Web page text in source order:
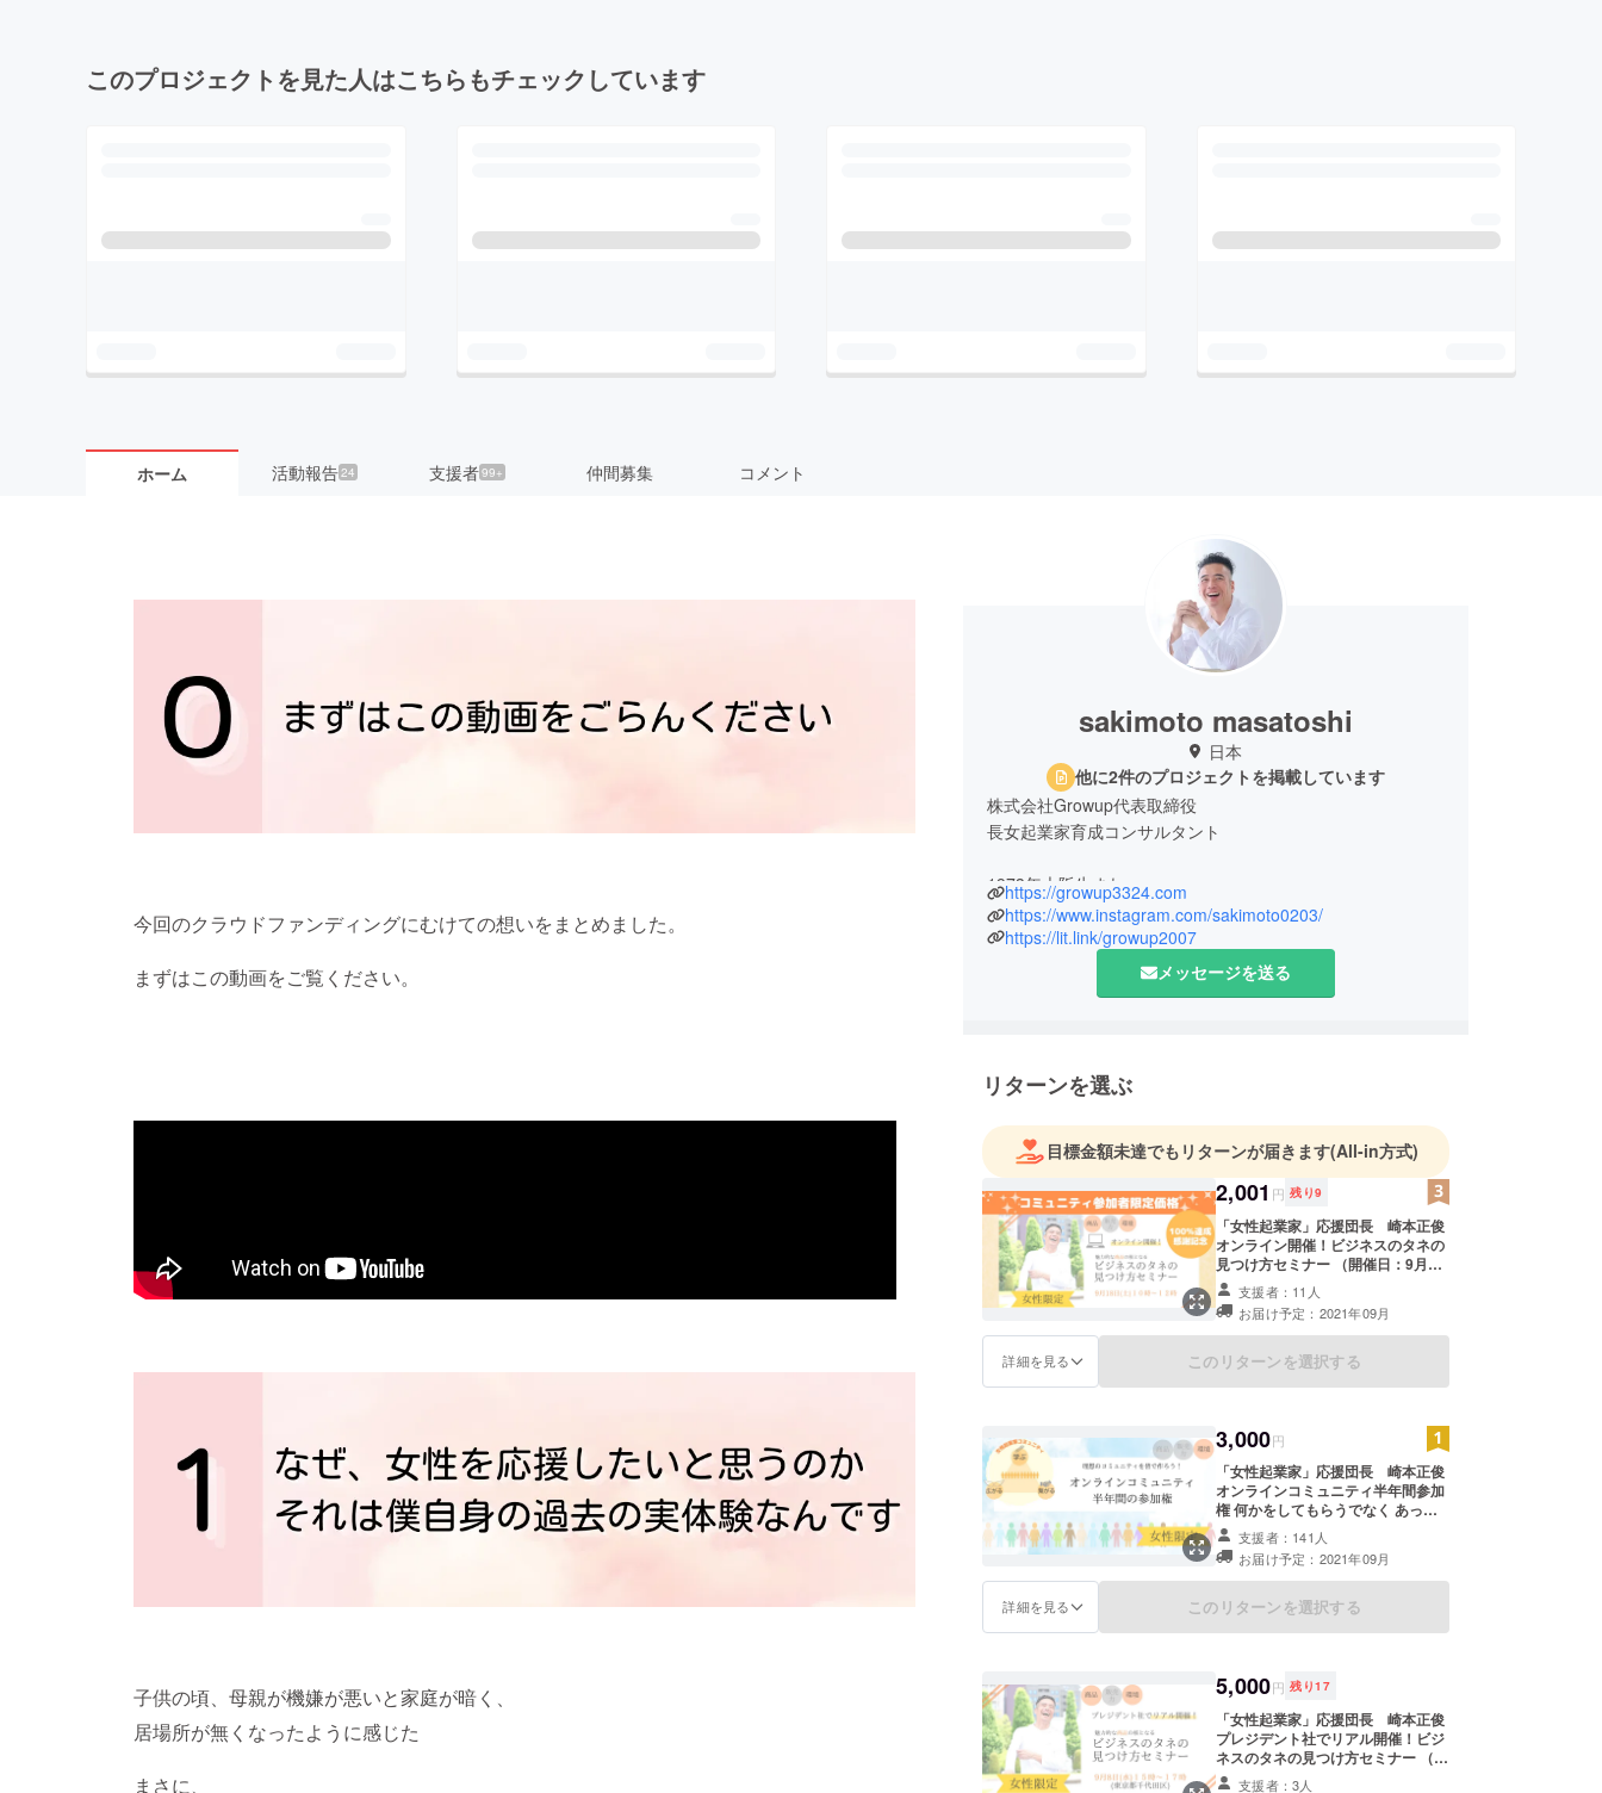
このプロジェクトを見た人はこちらもチェックしています
ホーム 活動報告24 支援者99+ 仲間募集 コメント
今回のクラウドファンディングにむけての想いをまとめました。
まずはこの動画をご覧ください。
子供の頃、母親が機嫌が悪いと家庭が暗く、
居場所が無くなったように感じた
まさに、
sakimoto masatoshi
日本
他に2件のプロジェクトを掲載しています
株式会社Growup代表取締役
長女起業家育成コンサルタント
1973年大阪生まれ。
大手損害保険会社に代理店研修生として入社し全国トップ成
績で独立。やりたいことがわからず、結果的に借金2000万円
になる。自信を取り戻すために返済を決意して10カ月で完
ント研修を行う。
現在は、「女性の社会的地位の向上に貢献する」をコンセプ
トに、女性起業家のビジネスを応援する「Growupアカデ
ミー」を展開。
著書に『ド M なあなたが人生を 100 倍楽しくする 100 の
ルール』(KADOKAWA) がある。
https://growup3324.com
https://www.instagram.com/sakimoto0203/
https://lit.link/growup2007
メッセージを送る
リターンを選ぶ
目標金額未達でもリターンが届きます(All-in方式)
2,001 円 残り9
「女性起業家」応援団長 崎本正俊
オンライン開催！ビジネスのタネの
見つけ方セミナー （開催日：9月18
日(土) 10:00〜＠オンライン） ／ コ
ミュニティ参加権のみのリターンを
購入された方、 グルコンや販売力セ
ミナーのリターンを購入された方限
定のリターンです ＼ 起業したいけ
成功できる” ビジネスのタネの見
つけ方セミナー セミナーに参加する
『５つのメリット』はこちら ↓ ↓
↓ ①あなたに合った起業・副業の進
め方が明確になる ②売り方も学べる
ので、予想よりも早くビジネスが進
む ③自分の強みが分かり、お客様に
商品の魅力が伝わる ④時間コストが
軽減される ⑤同じ境遇の仲間ができ
る このセミナーは、 大手出版社の
ながら学べます★
ーーーーーーーーーーーーーーーー
ーーー 【女性限定のリターンです】
◆開催日程 9月18日(土) 10:00〜
12:00 ◆開催場所 オンラインにて開
催します 《重要》 半年間のオンラ
支援者：11人
お届け予定：2021年09月
詳細を見る このリターンを選択する
3,000円
「女性起業家」応援団長 崎本正俊
オンラインコミュニティ半年間参加
権 何かをしてもらうでなく あった
らいいなを「みんなで作りたい」 だ
から、ぜひ仲間になってください 僕
の作りたいコミュニティで大切にし
たいことは３つ １、学ぶ場でなく、
与える場 ２、繋がれたらでなく、自
ができることをやったら、 すごいこ
とができるって信じてるねん 誰かが
やってくれるのを待つ 依存体質では
自由になれない だけど、真に自立し
たもの同士であれば 相乗効果が発揮
される ひとりではできないことが
支援者：141人
お届け予定：2021年09月
詳細を見る このリターンを選択する
5,000円 残り17
「女性起業家」応援団長 崎本正俊
プレジデント社でリアル開催！ビジ
ネスのタネの見つけ方セミナー （開
催日：9月8日(水) 15:00〜@東京）
支援者：3人